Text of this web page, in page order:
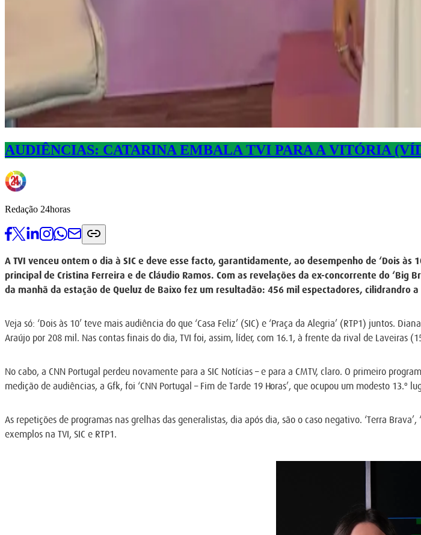
AUDIÊNCIAS: CATARINA EMBALA TVI PARA A VITÓRIA
Redação 24horas
A TVI venceu ontem o dia à SIC e deve esse facto, garantidamente, ao desempenho de ‘Dois
principal de Cristina Ferreira e de Cláudio Ramos. Com as revelações da ex-concorrente do
da manhã da estação de Queluz de Baixo fez um resultadão: 456 mil espectadores, cilidrandro a
Veja só: ‘Dois às 10’ teve mais audiência do que ‘Casa Feliz’ (SIC) e ‘Praça da Alegria’ (RTP1) juntos.
Araújo por 208 mil. Nas contas finais do dia, TVI foi, assim, líder, com 16.1, à frente da rival de Laveiras
No cabo, a CNN Portugal perdeu novamente para a SIC Notícias – e para a CMTV, claro. O primeiro
medição de audiências, a Gfk, foi ‘CNN Portugal – Fim de Tarde 19 Horas’, que ocupou um modesto 13.º
As repetições de programas nas grelhas das generalistas, dia após dia, são o caso negativo. ‘Terra Brava’,
exemplos na TVI, SIC e RTP1.